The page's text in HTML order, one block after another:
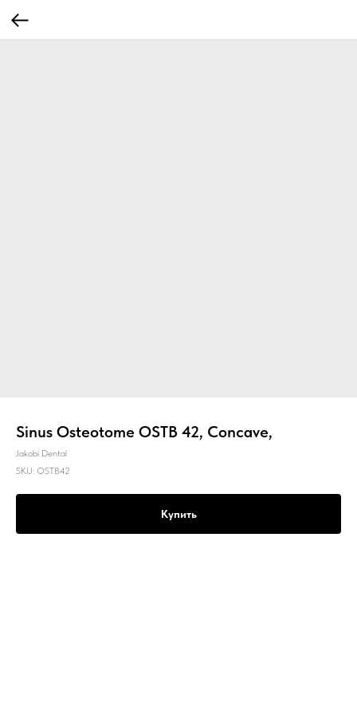
Sinus Osteotome OSTB 42, Concave,
Jakobi Dental
SKU: OSTB42
Купить